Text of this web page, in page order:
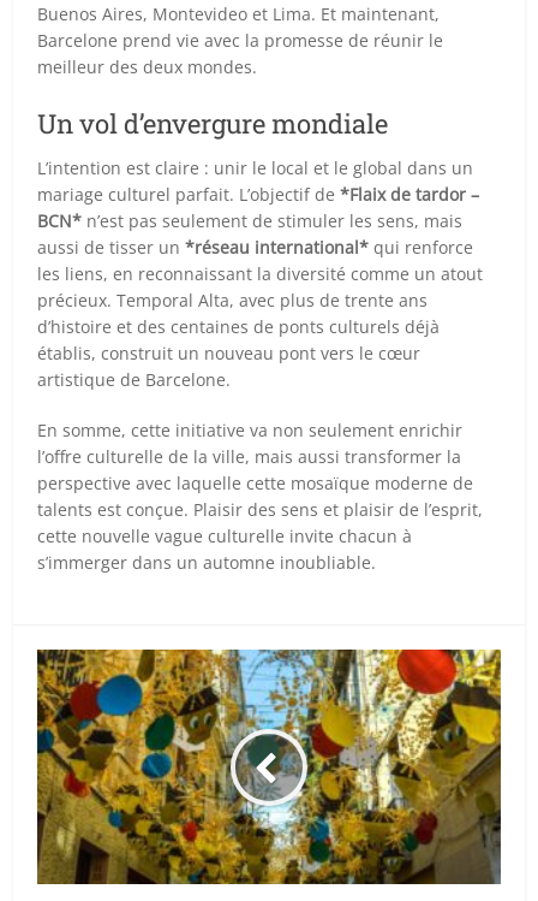
Buenos Aires, Montevideo et Lima. Et maintenant,
Barcelone prend vie avec la promesse de réunir le
meilleur des deux mondes.
Un vol d’envergure mondiale
L’intention est claire : unir le local et le global dans un
mariage culturel parfait. L’objectif de*Flaix de tardor –
BCN* n’est pas seulement de stimuler les sens, mais
aussi de tisser un*réseau international* qui renforce
les liens, en reconnaissant la diversité comme un atout
précieux. Temporal Alta, avec plus de trente ans
d’histoire et des centaines de ponts culturels déjà
établis, construit un nouveau pont vers le cœur
artistique de Barcelone.
En somme, cette initiative va non seulement enrichir
l’offre culturelle de la ville, mais aussi transformer la
perspective avec laquelle cette mosaïque moderne de
talents est conçue. Plaisir des sens et plaisir de l’esprit,
cette nouvelle vague culturelle invite chacun à
s’immerger dans un automne inoubliable.